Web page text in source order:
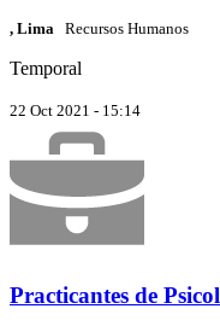
, Lima Recursos Humanos
Temporal
22 Oct 2021 - 15:14
Practicantes de